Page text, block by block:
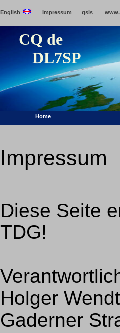
English : Impressum : qsls :
CQ de
DL7SP
Home
Impressum
Diese Seite
TDG!
Holger Wendt
Gaderner